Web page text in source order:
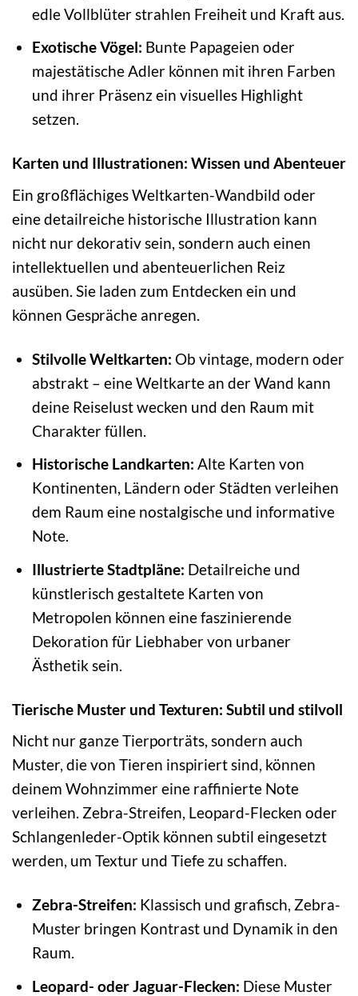
edle Vollblüter strahlen Freiheit und Kraft aus.
Exotische Vögel: Bunte Papageien oder
majestätische Adler können mit ihren Farben
und ihrer Präsenz ein visuelles Highlight
setzen.
Karten und Illustrationen: Wissen und Abenteuer
Ein großflächiges Weltkarten-Wandbild oder
eine detailreiche historische Illustration kann
nicht nur dekorativ sein, sondern auch einen
intellektuellen und abenteuerlichen Reiz
ausüben. Sie laden zum Entdecken ein und
können Gespräche anregen.
Stilvolle Weltkarten: Ob vintage, modern oder
abstrakt – eine Weltkarte an der Wand kann
deine Reiselust wecken und den Raum mit
Charakter füllen.
Historische Landkarten: Alte Karten von
Kontinenten, Ländern oder Städten verleihen
dem Raum eine nostalgische und informative
Note.
Illustrierte Stadtpläne: Detailreiche und
künstlerisch gestaltete Karten von
Metropolen können eine faszinierende
Dekoration für Liebhaber von urbaner
Ästhetik sein.
Tierische Muster und Texturen: Subtil und stilvoll
Nicht nur ganze Tierporträts, sondern auch
Muster, die von Tieren inspiriert sind, können
deinem Wohnzimmer eine raffinierte Note
verleihen. Zebra-Streifen, Leopard-Flecken oder
Schlangenleder-Optik können subtil eingesetzt
werden, um Textur und Tiefe zu schaffen.
Zebra-Streifen: Klassisch und grafisch, Zebra-
Muster bringen Kontrast und Dynamik in den
Raum.
Leopard- oder Jaguar-Flecken: Diese Muster